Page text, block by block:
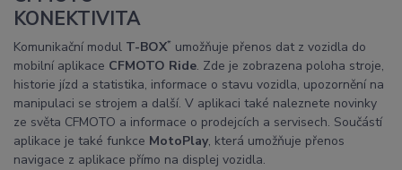
KONEKTIVITA
Komunikační modul T-BOX* umožňuje přenos dat z vozidla do
mobilní aplikace CFMOTO Ride. Zde je zobrazena poloha stroje,
historie jízd a statistika, informace o stavu vozidla, upozornění na
manipulaci se strojem a další. V aplikaci také naleznete novinky
ze světa CFMOTO a informace o prodejcích a servisech. Součástí
aplikace je také funkce MotoPlay, která umožňuje přenos
navigace z aplikace přímo na displej vozidla.